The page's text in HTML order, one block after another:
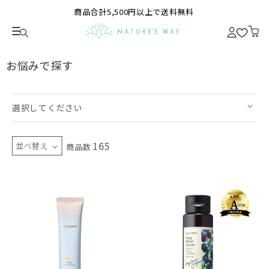
商品合計5,500円以上で送料無料
お悩みで探す
選択してください
並べ替え 商品数 165